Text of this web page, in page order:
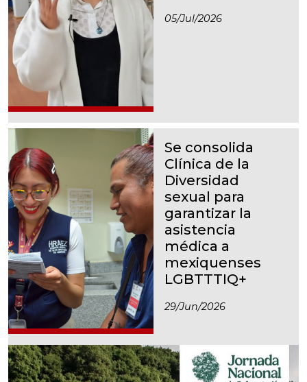
05/jul/2026
Se consolida
Clínica de la
Diversidad
sexual para
garantizar la
asistencia
médica a
mexiquenses
LGBTTTIQ+
29/jun/2026